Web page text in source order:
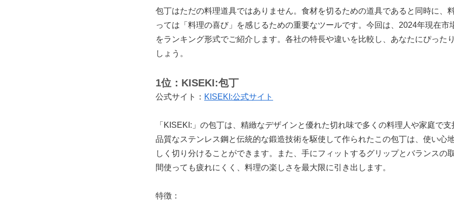
包丁はただの料理道具ではありません。食材を切るための道具であると同時に、
っては「料理の喜び」を感じるための重要なツールです。今回は、2024年現在市
をランキング形式でご紹介します。各社の特長や違いを比較し、あなたにぴった
しょう。
1位： KISEKI:包丁
公式サイト： KISEKI:公式サイト
「KISEKI:」の包丁は、精緻なデザインと優れた切れ味で多くの料理人や家庭で
品質なステンレス鋼と伝統的な鍛造技術を駆使して作られたこの包丁は、使い心
しく切り分けることができます。また、手にフィットするグリップとバランスの
間使っても疲れにくく、料理の楽しさを最大限に引き出します。
特徴：